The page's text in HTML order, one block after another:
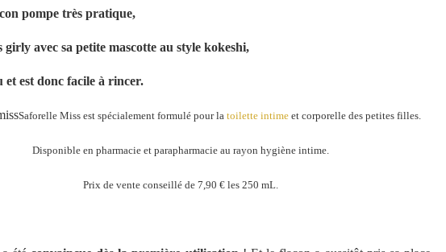
pompe très pratique,
girly avec sa petite mascotte au style kokeshi,
et est donc facile à rincer.
Saforelle Miss est spécialement formulé pour la toilette intime et corporelle des petites filles.
Disponible en pharmacie et parapharmacie au rayon hygiène intime.
Prix de vente conseillé de 7,90 € les 250 mL.